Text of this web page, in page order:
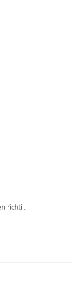
Parmigiano Reggiano: wie wählt man den richtigen aus